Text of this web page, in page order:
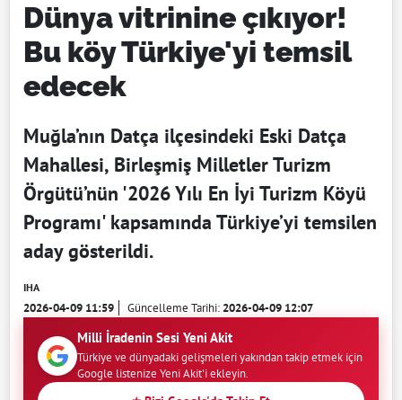
Dünya vitrinine çıkıyor!
Bu köy Türkiye'yi temsil
edecek
Muğla’nın Datça ilçesindeki Eski Datça
Mahallesi, Birleşmiş Milletler Turizm
Örgütü’nün '2026 Yılı En İyi Turizm Köyü
Programı' kapsamında Türkiye’yi temsilen
aday gösterildi.
IHA
2026-04-09 11:59 Güncelleme Tarihi:2026-04-09 12:07
Milli İradenin Sesi Yeni Akit
Türkiye ve dünyadaki gelişmeleri yakından takip etmek için
Google listenize Yeni Akit'i ekleyin.